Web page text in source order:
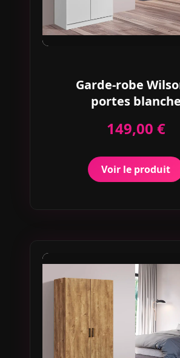
Garde-robe
portes blanche
149,00 €
Voir le produit